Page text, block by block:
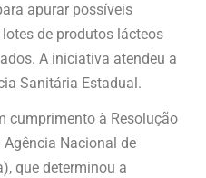
apurar possíveis
de produtos lácteos
A iniciativa atendeu a
Sanitária Estadual.
cumprimento à Resolução
Nacional de
que determinou a